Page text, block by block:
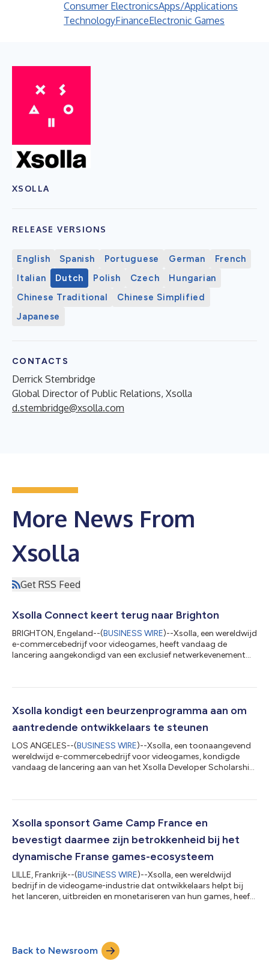
Consumer ElectronicsApps/Applications
TechnologyFinanceElectronic Games
XSOLLA
RELEASE VERSIONS
English Spanish Portuguese German
French
Italian
Dutch Polish Czech
Hungarian
Chinese Traditional
Chinese Simplified
Japanese
CONTACTS
Derrick Stembridge
Global Director of Public Relations, Xsolla
d.stembridge@xsolla.com
More News From
Xsolla
Get RSS Feed
Xsolla Connect keert terug naar Brighton
BRIGHTON, Engeland--(BUSINESS WIRE)--Xsolla, een wereldwijd
e-commercebedrijf voor videogames, heeft vandaag de
lancering aangekondigd van een exclusief netwerkevenement
Develop:Brighton 2026. Het evenement is bedoeld om
investeerders en professionals uit de sector bij elkaar te
brengen voor een avond vol zinvolle contacten en bru...
Xsolla kondigt een beurzenprogramma aan om
aantredende ontwikkelaars te steunen
LOS ANGELES--(BUSINESS WIRE)--Xsolla, een toonaangevend
wereldwijd e-commercebedrijf voor videogames, kondigde
vandaag de lancering aan van het Xsolla Developer Scholarship
met financiële barrières moeten afrekenen om gamescom 2026
gamingevent brengt gamescom ontwikkelaars, uitgevers,
investeerders en sectorleiders van over de h...
Xsolla sponsort Game Camp France en
bevestigt daarmee zijn betrokkenheid bij het
dynamische Franse games-ecosysteem
LILLE, Frankrijk--(BUSINESS WIRE)--Xsolla, een wereldwijd
bedrijf in de videogame-industrie dat ontwikkelaars helpt bij
het lanceren, uitbreiden en monetariseren van hun games, heeft
dynamische in Europa, met een omzet die in 2025 naar
verwachting ongeveer 5,8 miljard euro bedraagt. Het is geen
gecentraliseerde markt, maar...
Back to Newsroom